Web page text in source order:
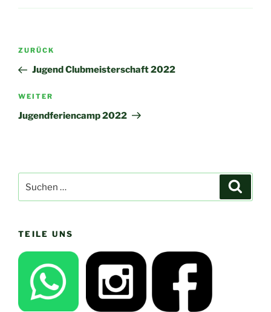
Beitragsnavigation
Vorheriger
Beitrag
ZURÜCK
Jugend Clubmeisterschaft 2022
Nächster
Beitrag
WEITER
Jugendferiencamp 2022
nach:
TEILE UNS